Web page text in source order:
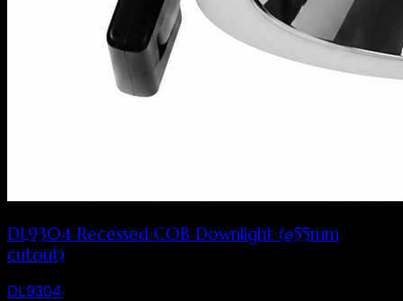
DL9304 Recessed COB Downlight (⌀55mm
cutout)
DL9304